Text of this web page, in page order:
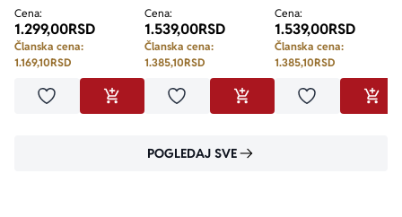
Cena:
1.299,00RSD
Članska cena:
1.169,10RSD
Dodaj u omiljeneDODAJ U KORPU
Dragon
Cena:
1.539,00RSD
Članska cena:
1.385,10RSD
Dodaj u omiljeneDODAJ U KORPU
Cena:
1.539,00RSD
Članska cena:
1.385,10RSD
Dodaj u
POGLEDAJ SVE